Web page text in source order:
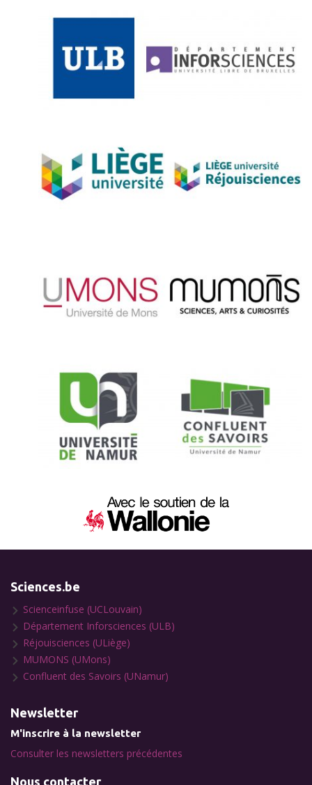
Sciences.be
Scienceinfuse (UCLouvain)
Département Inforsciences (ULB)
Réjouisciences (ULiège)
MUMONS (UMons)
Confluent des Savoirs (UNamur)
Newsletter
M'inscrire à la newsletter
Consulter les newsletters précédentes
Nous contacter